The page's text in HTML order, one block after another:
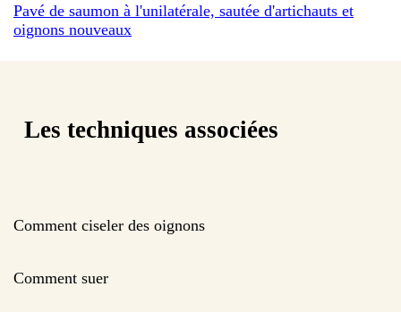
Pavé de saumon à l'unilatérale, sautée d'artichauts et
oignons nouveaux
Les techniques associées
Comment ciseler des oignons
Comment suer